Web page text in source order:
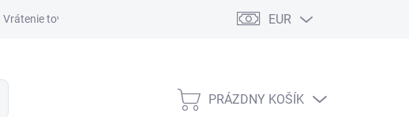
Vrátenie tovaru EUR
NÁKUPNÝ
PRÁZDNY KOŠÍK